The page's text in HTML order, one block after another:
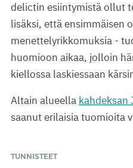
delictin esiintymistä ollut
lisäksi, että ensimmäisen
menettelyrikkomuksia -
huomioon aikaa, jolloin
kiellossa laskiessaan
Altain alueella kahdeksan
saanut erilaisia tuomioita
TUNNISTEET